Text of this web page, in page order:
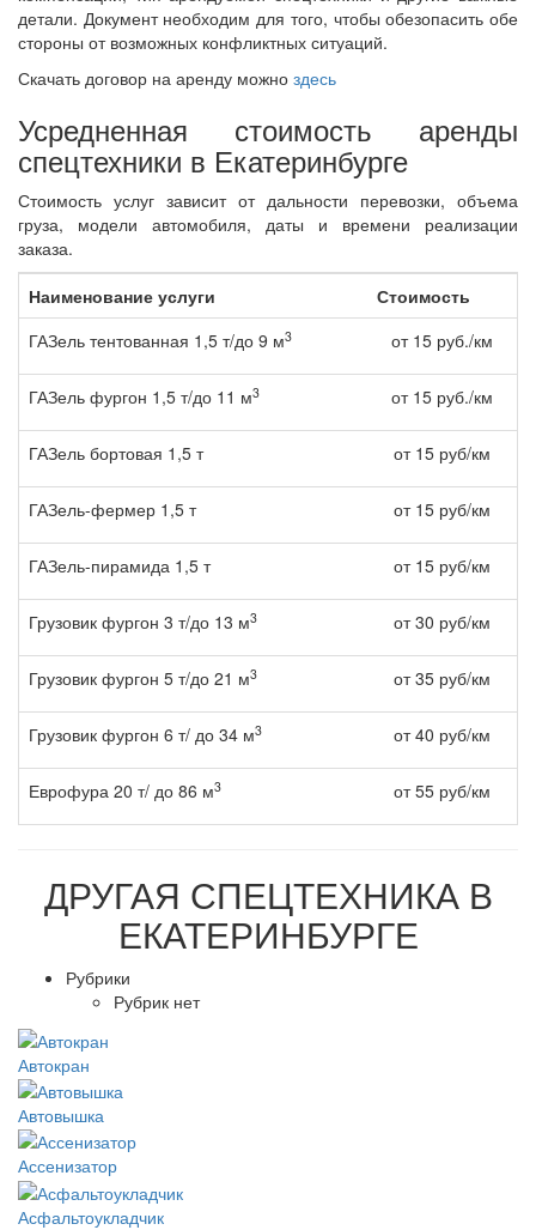
детали. Документ необходим для того, чтобы обезопасить обе
стороны от возможных конфликтных ситуаций.
Скачать договор на аренду можно здесь
Усредненная стоимость аренды
спецтехники в Екатеринбурге
Стоимость услуг зависит от дальности перевозки, объема
груза, модели автомобиля, даты и времени реализации
заказа.
Наименование услуги
Стоимость
ГАЗель тентованная 1,5 т/до 9 м3 от 15 руб./км
ГАЗель фургон 1,5 т/до 11 м3 от 15 руб./км
ГАЗель бортовая 1,5 т от 15 руб/км
ГАЗель-фермер 1,5 т от 15 руб/км
ГАЗель-пирамида 1,5 т от 15 руб/км
Грузовик фургон 3 т/до 13 м3 от 30 руб/км
Грузовик фургон 5 т/до 21 м3 от 35 руб/км
Грузовик фургон 6 т/ до 34 м3 от 40 руб/км
Еврофура 20 т/ до 86 м3 от 55 руб/км
ДРУГАЯ СПЕЦТЕХНИКА В
ЕКАТЕРИНБУРГЕ
Рубрики
Рубрик нет
Автокран
Автовышка
Ассенизатор
Асфальтоукладчик